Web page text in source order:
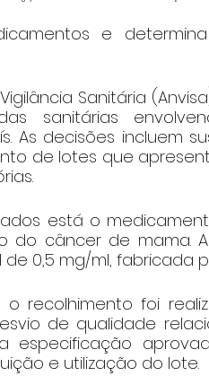
e
Sanitária
sanitárias
As decisões incluem
de lotes que
está o
do câncer de mama.
0,5 mg/ml, fabricada
o recolhimento foi
de qualidade
especificação
e utilização do lote.